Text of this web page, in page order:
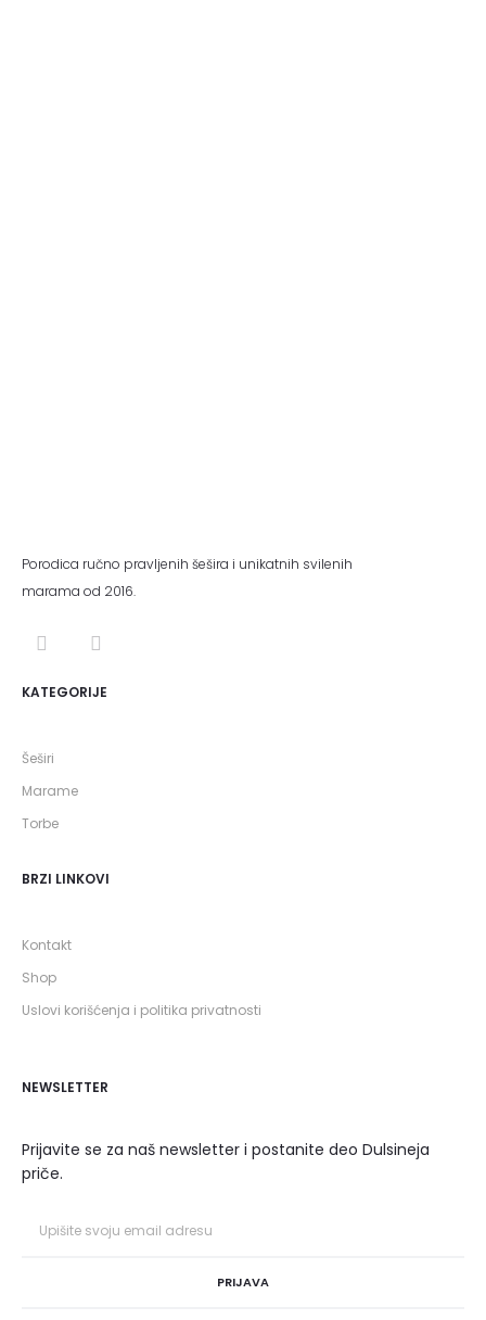
Porodica ručno pravljenih šešira i unikatnih svilenih
marama od 2016.
KATEGORIJE
Šeširi
Marame
Torbe
BRZI LINKOVI
Kontakt
Shop
Uslovi korišćenja i politika privatnosti
NEWSLETTER
Prijavite se za naš newsletter i postanite deo Dulsineja
priče.
PRIJAVA